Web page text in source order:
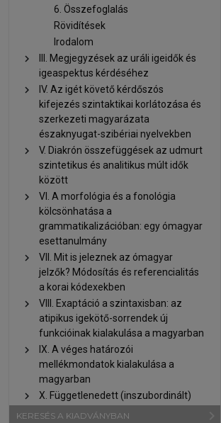
6. Összefoglalás
Rövidítések
Irodalom
chevron_right
III. Megjegyzések az uráli igeidők és
igeaspektus kérdéséhez
chevron_right
IV. Az igét követő kérdőszós
kifejezés szintaktikai korlátozása és
szerkezeti magyarázata
északnyugat-szibériai nyelvekben
chevron_right
V. Diakrón összefüggések az udmurt
szintetikus és analitikus múlt idők
között
chevron_right
VI. A morfológia és a fonológia
kölcsönhatása a
grammatikalizációban: egy ómagyar
esettanulmány
chevron_right
VII. Mit is jeleznek az ómagyar
jelzők? Módosítás és referencialitás
a korai kódexekben
chevron_right
VIII. Exaptáció a szintaxisban: az
atipikus igekötő-sorrendek új
funkcióinak kialakulása a magyarban
chevron_right
IX. A véges határozói
mellékmondatok kialakulása a
magyarban
chevron_right
X. Függetlenedett (inszubordinált)
mellékmondatok keletkezése a
KERESÉS A KIADVÁNYBAN